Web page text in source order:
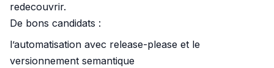
redecouvrir.
De bons candidats :
l’automatisation avec release-please et le
versionnement semantique